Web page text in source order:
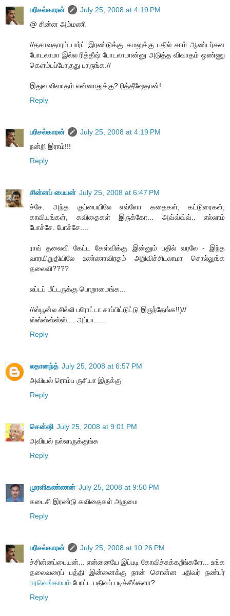
பரிசல்காரன்
July 25, 2008 at 4:19 PM
@ சின்ன அம்மணி
//தசாவதாரம் பார்ட் இரண்டுக்கு கமலுக்கு பதில் சாம் ஆண்டர்சன
போடலாமா இல்ல ரித்தீஷ் போடலாமான்னு அடுத்த விவாதம் ஒண்ணு
கெளம்பப்போகுது பாருங்க.//
இதுல விவாதம் என்னாதுக்கு? ரித்தீஷேதான்!
Reply
பரிசல்காரன்
July 25, 2008 at 4:19 PM
நன்றி இராம்!!!
Reply
சின்னப் பையன் July 25, 2008 at 6:47 PM
ச்சே. அந்த குப்பையிலே எவ்ளோ கதைகள், கட்டுரைகள்,
காவியங்கள், கவிதைகள் இருக்கோ... அவ்வ்வ்வ்.. எல்லாம்
போச்சே. போச்சே....
ராவ் தலைவி கேட்ட கேள்விக்கு இன்னும் பதில் வரலே - இந்த
வாரயிறுதியிலே உண்ணாவிரதம் அறிவிச்சிடலாமா சொல்லுங்க
தலைவி????
லப்டப் மீட்டருக்கு பொறாமைங்க...
//ஸ்பூன்ல சில்லி பரோட்டா சாப்பிட்டுட்டு இருந்தேங்க!!)//
ஸ்ஸ்ஸ்ஸ்ஸ்ஸ்.... அப்பா......
Reply
லதானந்த் July 25, 2008 at 6:57 PM
அவியல் ரொம்ப ருசியா இருக்கு
Reply
சென்ஷி July 25, 2008 at 9:01 PM
அவியல் நல்லாருக்குங்க
Reply
முரளிகண்ணன் July 25, 2008 at 9:50 PM
கடைசி இரண்டு கவிதைகள் அருமை
Reply
பரிசல்காரன்
July 25, 2008 at 10:26 PM
ச்சின்னப்பையன்... என்னையே இப்படி கோவிச்சுக்கறீங்களே... உங்க
தலைவரைப் பத்தி இன்னைக்கு நான் சொன்ன பதிவர் நண்பர்
ஈரவெங்காயம் போட்ட பதிவப் படிச்சீங்களா?
Reply